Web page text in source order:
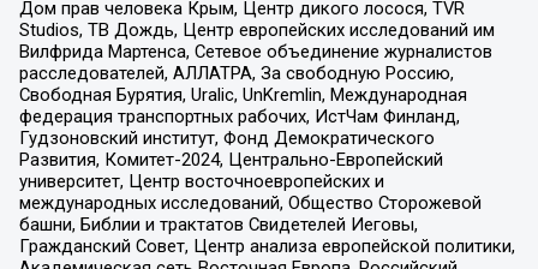
Дом прав человека Крым, Центр дикого лосося, TVR
Studios, ТВ Дождь, Центр европейских исследований им
Вилфрида Мартенса, Сетевое объединение журналистов
расследователей, АЛЛАТРА, За свободную Россию,
Свободная Бурятия, Uralic, UnKremlin, Международная
федерация транспортных рабочих, ИстЧам Финланд,
Гудзоновский институт, Фонд Демократического
Развития, Комитет-2024, Центрально-Европейский
университет, Центр восточноевропейских и
международных исследований, Общество Сторожевой
башни, Библии и трактатов Свидетелей Иеговы,
Гражданский Совет, Центр анализа европейской политики,